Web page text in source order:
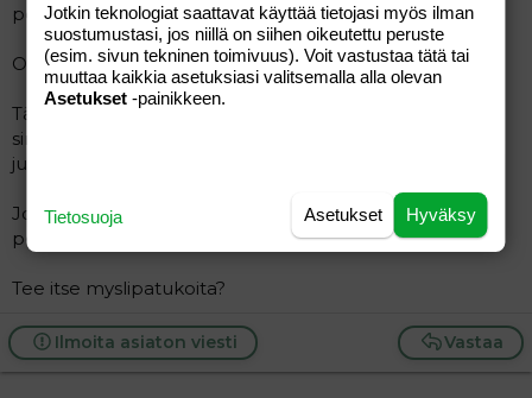
perinteiset pullat mukaan
Onko mahdollisuus paistaa makkaraa?
Täytetyt leivätkin ovat kyllä hyvä vaihtoehto, mutta laita
sinne väliin jotakin muutakin kuin halpiskinkkua ja
juustoa?
Johon purkkiin mukaan kirsikkatomaatteja,
porkkananpaloja jne?
Tee itse myslipatukoita?
Vastaa
Ilmoita asiaton viesti
Jotkin teknologiat saattavat käyttää tietojasi myös ilman
suostumustasi, jos niillä on siihen oikeutettu peruste
(esim. sivun tekninen toimivuus). Voit vastustaa tätä tai
muuttaa kaikkia asetuksiasi valitsemalla alla olevan
Asetukset -painikkeen.
Hyväksy
Asetukset
Tietosuoja